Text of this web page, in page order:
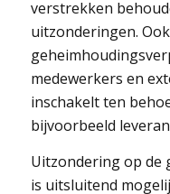
verstrekken
uitzonderingen.
medewerkers en
inschakelt ten
bijvoorbeeld
Uitzondering op de
is uitsluitend